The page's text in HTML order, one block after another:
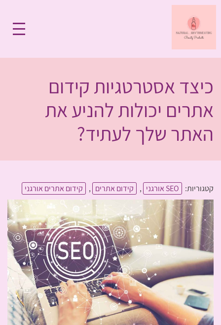
כיצד אסטרטגיות קידום
אתרים יכולות להניע את
האתר שלך לעתיד?
קטגוריות: SEO אורגני , קידום אתרים , קידום אתרים אורגני